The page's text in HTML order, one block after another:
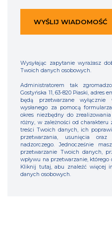
WYŚLIJ WIADOMOŚĆ
Wysyłając zapytanie wyrażasz
Twoich danych osobowych.
Administratorem tak
Gostyńska 11, 63-820 Piaski, adres
będą przetwarzane
wysłanego za pomocą
okres niezbędny do
różny, w zależności od
treści Twoich danych, ich
przetwarzania, usunięcia
nadzorczego. Jednocześnie
przetwarzanie Twoich danych,
wpływu na przetwarzanie,
Kliknij tutaj, abu znaleźć więcej
danych osobowych.